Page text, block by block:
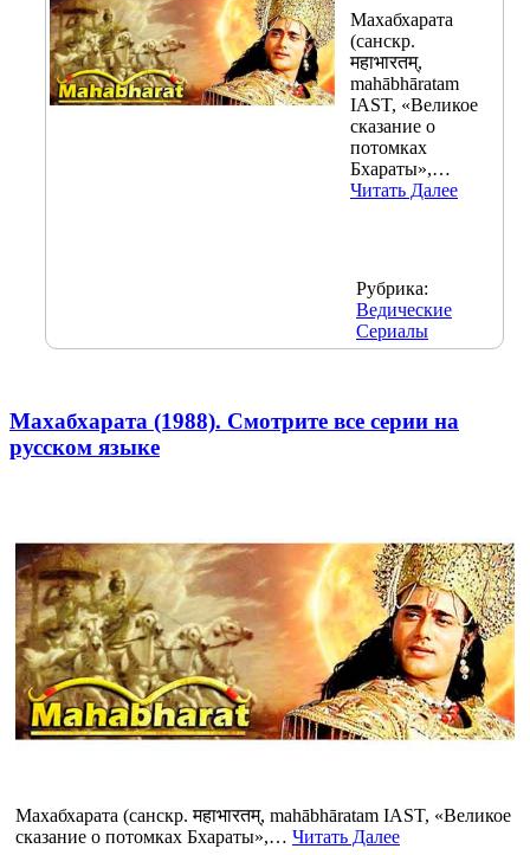
Махабхарата
(санскр.
महाभारतम्,
mahābhāratam
IAST, «Великое
сказание о
потомках
Бхараты»,…
Читать Далее
Рубрика:
Ведические
Сериалы
Махабхарата (1988). Смотрите все серии на
русском языке
Махабхарата (санскр. महाभारतम्, mahābhāratam IAST, «Великое
сказание о потомках Бхараты»,… Читать Далее